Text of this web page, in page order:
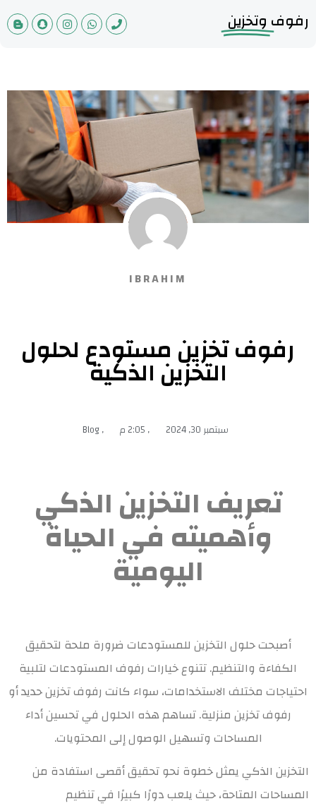
رفوف وتخزين
IBRAHIM
رفوف تخزين مستودع لحلول
التخزين الذكية
سبتمبر 30, 2024 ,
,
Blog
تعريف التخزين الذكي
وأهميته في الحياة
اليومية
أصبحت حلول التخزين للمستودعات ضرورة ملحة لتحقيق
الكفاءة والتنظيم. تتنوع خيارات رفوف المستودعات لتلبية
احتياجات مختلف الاستخدامات، سواء كانت رفوف تخزين حديد أو
رفوف تخزين منزلية. تساهم هذه الحلول في تحسين أداء
المساحات وتسهيل الوصول إلى المحتويات.
التخزين الذكي يمثل خطوة نحو تحقيق أقصى استفادة من
المساحات المتاحة، حيث يلعب دورًا كبيرًا في تنظيم